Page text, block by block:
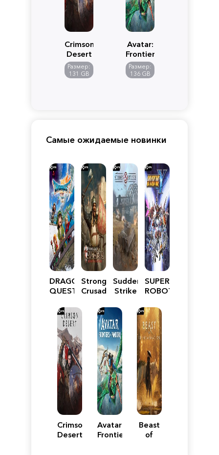
Crimson
Desert
Размер:
131 GB
Avatar:
Frontiers
of
Pandora
Размер:
136 GB
Самые ожидаемые новинки
DRAGON
QUEST
Reimagined
Stronghold
Crusader:
Edition
Sudden
Strike
SUPER
ROBOT
Y
Crimson
Desert
Avatar:
Frontiers
Beast
of